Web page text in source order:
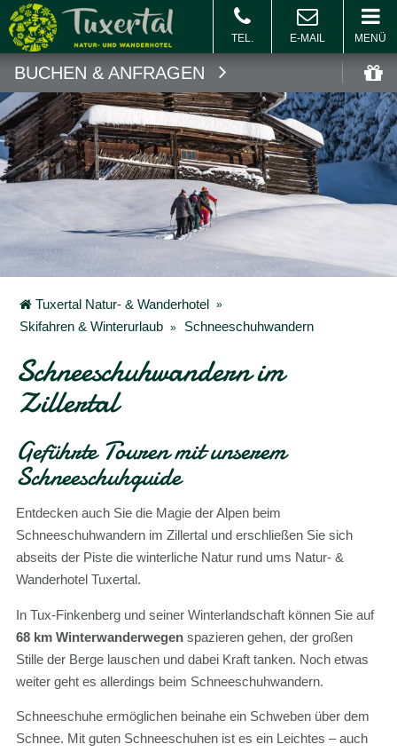
MENÜ
BUCHEN & ANFRAGEN
Tuxertal Natur- & Wanderhotel
Skifahren & Winterurlaub
Schneeschuhwandern
Schneeschuhwandern im
Zillertal
Geführte Touren mit unserem
Schneeschuhguide
Entdecken auch Sie die Magie der Alpen beim
Schneeschuhwandern im Zillertal und erschließen Sie sich
abseits der Piste die winterliche Natur rund ums Natur- &
Wanderhotel Tuxertal.
In Tux-Finkenberg und seiner Winterlandschaft können Sie auf
68 km Winterwanderwegen spazieren gehen, der großen
Stille der Berge lauschen und dabei Kraft tanken. Noch etwas
weiter geht es allerdings beim Schneeschuhwandern.
Schneeschuhe ermöglichen beinahe ein Schweben über dem
Schnee. Mit guten Schneeschuhen ist es ein Leichtes – auch